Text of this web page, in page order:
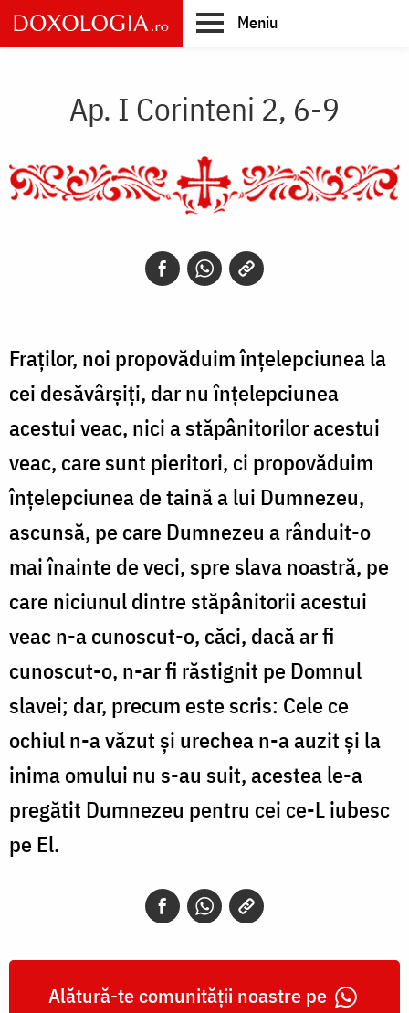
Skip
to
main
Meniu
Ap. I Corinteni 2, 6-9
Fraților, noi propovăduim înțelepciunea la
cei desăvârșiți, dar nu înțelepciunea
acestui veac, nici a stăpânitorilor acestui
veac, care sunt pieritori, ci propovăduim
înțelepciunea de taină a lui Dumnezeu,
ascunsă, pe care Dumnezeu a rânduit-o
mai înainte de veci, spre slava noastră, pe
care niciunul dintre stăpânitorii acestui
veac n-a cunoscut-o, căci, dacă ar fi
cunoscut-o, n-ar fi răstignit pe Domnul
slavei; dar, precum este scris: Cele ce
ochiul n-a văzut și urechea n-a auzit și la
inima omului nu s-au suit, acestea le-a
pregătit Dumnezeu pentru cei ce-L iubesc
pe El.
Alătură-te comunității noastre pe